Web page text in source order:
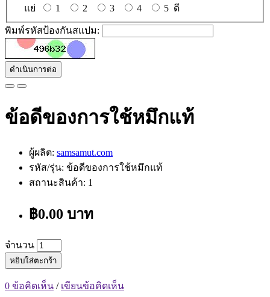
แย่ 1 2 3 4 5 ดี
พิมพ์รหัสป้องกันสแปม:
ดำเนินการต่อ
ข้อดีของการใช้หมึกแท้
ผู้ผลิต: samsamut.com
รหัส/รุ่น: ข้อดีของการใช้หมึกแท้
สถานะสินค้า: 1
฿0.00 บาท
จำนวน
หยิบใส่ตะกร้า
0 ข้อคิดเห็น / เขียนข้อคิดเห็น